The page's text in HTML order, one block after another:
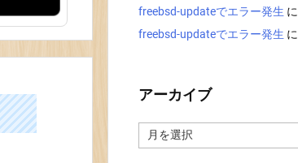
freebsd-updateでエラー発生 に
freebsd-updateでエラー発生 に
アーカイブ
ー